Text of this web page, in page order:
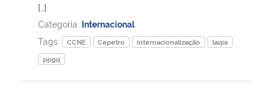
[…]
Categoria: Internacional
Tags:
CCNE Cepetro internacionalização
laqia
ppgq